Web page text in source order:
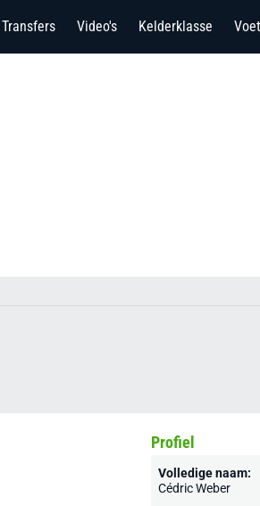
Transfers Video's Kelderklasse
Profiel
Volledige naam:
Cédric Weber